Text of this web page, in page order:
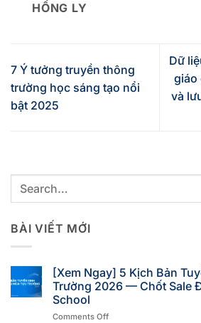
HỒNG LY
7 Ý tưởng truyền thông
trường học sáng tạo nổi
bật 2025
Dữ
giáo
và
BÀI VIẾT MỚI
[Xem Ngay] 5 Kịch Bản
Trường 2026 — Chốt Sale
School
Comments Off